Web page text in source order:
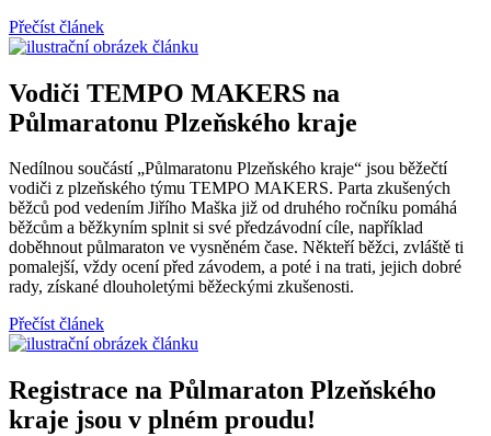
Přečíst článek
Vodiči TEMPO MAKERS na
Půlmaratonu Plzeňského kraje
Nedílnou součástí „Půlmaratonu Plzeňského kraje“ jsou běžečtí
vodiči z plzeňského týmu TEMPO MAKERS. Parta zkušených
běžců pod vedením Jiřího Maška již od druhého ročníku pomáhá
běžcům a běžkyním splnit si své předzávodní cíle, například
doběhnout půlmaraton ve vysněném čase. Někteří běžci, zvláště ti
pomalejší, vždy ocení před závodem, a poté i na trati, jejich dobré
rady, získané dlouholetými běžeckými zkušenosti.
Přečíst článek
Registrace na Půlmaraton Plzeňského
kraje jsou v plném proudu!